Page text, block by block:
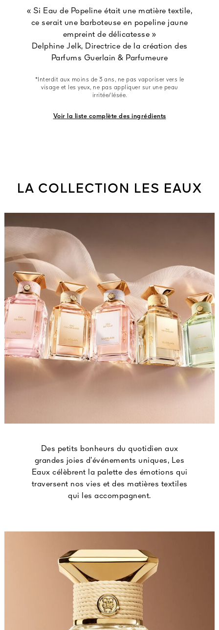
« Si Eau de Popeline était une matière textile,
ce serait une barboteuse en popeline jaune
empreint de délicatesse »
Delphine Jelk, Directrice de la création des
Parfums Guerlain & Parfumeure
*Interdit aux moins de 3 ans, ne pas vaporiser vers le
visage et les yeux, ne pas appliquer sur une peau
irritée/lésée.
Voir la liste complète des ingrédients
LA COLLECTION LES EAUX
Des petits bonheurs du quotidien aux
grandes joies d’événements uniques, Les
Eaux célèbrent la palette des émotions qui
traversent nos vies et des matières textiles
qui les accompagnent.